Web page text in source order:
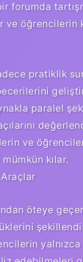
forumda
öğrencilerin
pratiklik
paralel
ve
kılar.
öteye